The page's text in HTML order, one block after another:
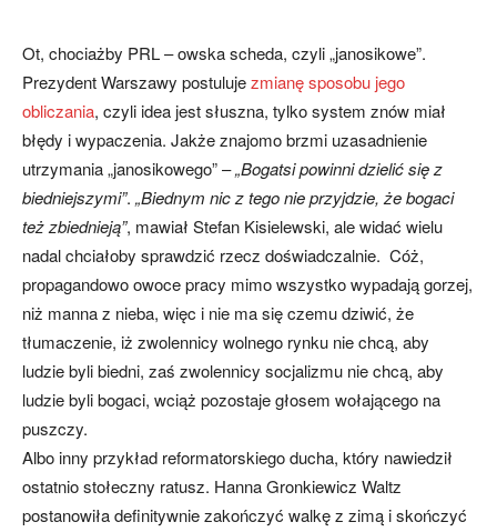
Ot, chociażby PRL – owska scheda, czyli „janosikowe”.
Prezydent Warszawy postulujezmianę sposobu jego
obliczania, czyli idea jest słuszna, tylko system znów miał
błędy i wypaczenia. Jakże znajomo brzmi uzasadnienie
utrzymania „janosikowego” –„Bogatsi powinni dzielić się z
biedniejszymi”. „Biednym nic z tego nie przyjdzie, że bogaci
też zbiednieją”, mawiał Stefan Kisielewski, ale widać wielu
nadal chciałoby sprawdzić rzecz doświadczalnie. Cóż,
propagandowo owoce pracy mimo wszystko wypadają gorzej,
niż manna z nieba, więc i nie ma się czemu dziwić, że
tłumaczenie, iż zwolennicy wolnego rynku nie chcą, aby
ludzie byli biedni, zaś zwolennicy socjalizmu nie chcą, aby
ludzie byli bogaci, wciąż pozostaje głosem wołającego na
puszczy.
Albo inny przykład reformatorskiego ducha, który nawiedził
ostatnio stołeczny ratusz. Hanna Gronkiewicz Waltz
postanowiła definitywnie zakończyć walkę z zimą i skończyć